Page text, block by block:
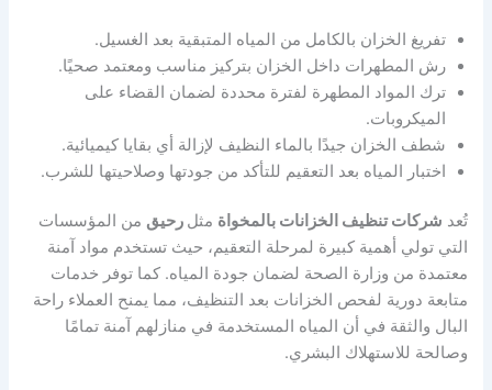
تفريغ الخزان بالكامل من المياه المتبقية بعد الغسيل.
رش المطهرات داخل الخزان بتركيز مناسب ومعتمد صحيًا.
ترك المواد المطهرة لفترة محددة لضمان القضاء على
الميكروبات.
شطف الخزان جيدًا بالماء النظيف لإزالة أي بقايا كيميائية.
اختبار المياه بعد التعقيم للتأكد من جودتها وصلاحيتها للشرب.
تُعد شركات تنظيف الخزانات بالمخواة مثل رحيق من المؤسسات
التي تولي أهمية كبيرة لمرحلة التعقيم، حيث تستخدم مواد آمنة
معتمدة من وزارة الصحة لضمان جودة المياه. كما توفر خدمات
متابعة دورية لفحص الخزانات بعد التنظيف، مما يمنح العملاء راحة
البال والثقة في أن المياه المستخدمة في منازلهم آمنة تمامًا
وصالحة للاستهلاك البشري.